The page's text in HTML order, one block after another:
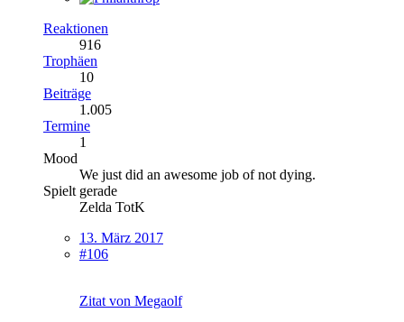
Reaktionen
916
Trophäen
10
Beiträge
1.005
Termine
1
Mood
We just did an awesome job of not dying.
Spielt gerade
Zelda TotK
13. März 2017
#106
Zitat von Megaolf